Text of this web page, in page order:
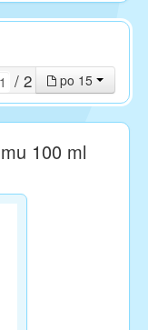
po 15
/ 2
100 ml